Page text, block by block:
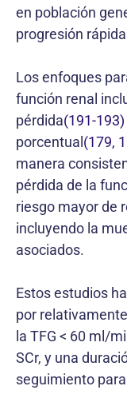
en población
progresión
Los enfoques
función renal
pérdida(191-193)
porcentual(179,
manera
pérdida de la
riesgo mayor de
incluyendo la
asociados.
Estos estudios
por
la TFG < 60 ml/
SCr, y una
seguimiento